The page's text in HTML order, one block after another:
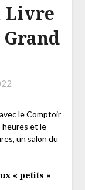
Livre
Grand
le Comptoir
heures et le
un salon du
« petits »